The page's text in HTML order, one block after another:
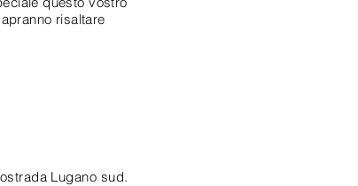
risaltare
Lugano sud.